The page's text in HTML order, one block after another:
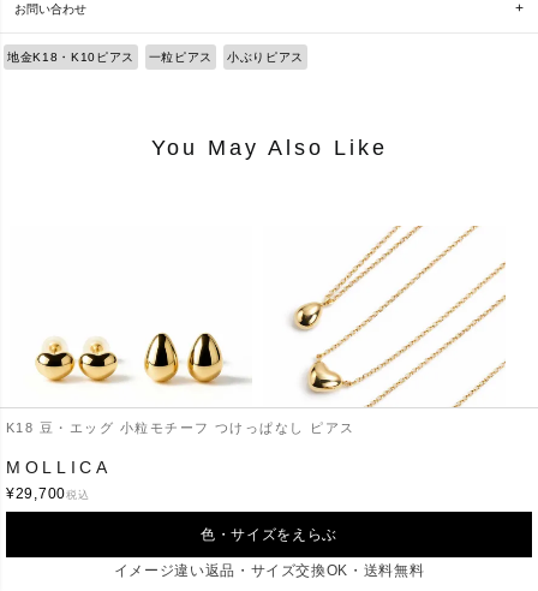
K18 豆・エッグ 小粒モチーフ つけっぱなし ピアス
MOLLICA
¥29,700税込
色・サイズをえらぶ
イメージ違い返品・サイズ交換OK・送料無料
お問い合わせ
地金K18・K10ピアス 一粒ピアス 小ぶりピアス
You May Also Like